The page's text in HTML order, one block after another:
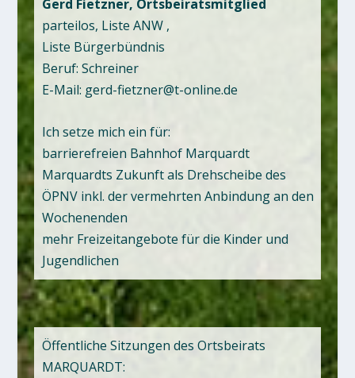
Gerd Fietzner, Ortsbeiratsmitglied
parteilos, Liste ANW ,
Liste Bürgerbündnis
Beruf: Schreiner
E-Mail: gerd-fietzner@t-online.de
Ich setze mich ein für:
barrierefreien Bahnhof Marquardt
Marquardts Zukunft als Drehscheibe des
ÖPNV inkl. der vermehrten Anbindung an den
Wochenenden
mehr Freizeitangebote für die Kinder und
Jugendlichen
Öffentliche Sitzungen des Ortsbeirats
MARQUARDT: